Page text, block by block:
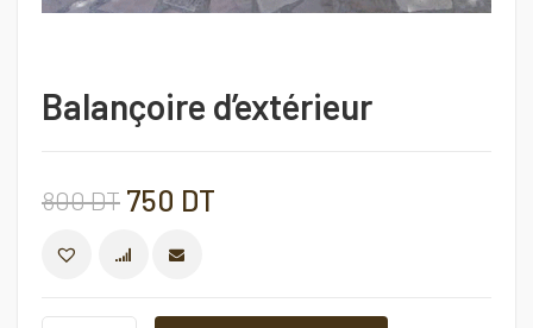
Balançoire d’extérieur
800DT Le
prix
initial
750 DT
actuel
COMPARER